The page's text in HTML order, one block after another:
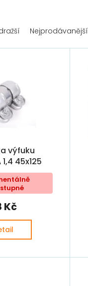
Nejprodávanější
výfuku
45x125
Kč